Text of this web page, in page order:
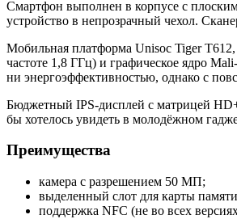
Смартфон выполнен в корпусе с
устройство в непрозрачный чехол.
Мобильная платформа Unisoc Tiger
частоте 1,8 ГГц) и графическое ядро
ни энергоэффективностью, однако с
Бюджетный IPS-дисплей с матрицей
бы хотелось увидеть в молодёжном
Преимущества
камера с разрешением 50 МП;
выделенный слот для карты
поддержка NFC (не во всех